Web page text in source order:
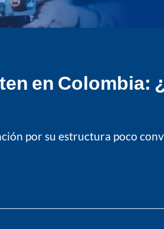
en Colombia:
por su estructura poco